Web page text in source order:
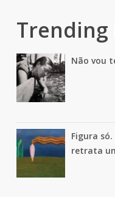
Trending
Não vou
Figura
retrata